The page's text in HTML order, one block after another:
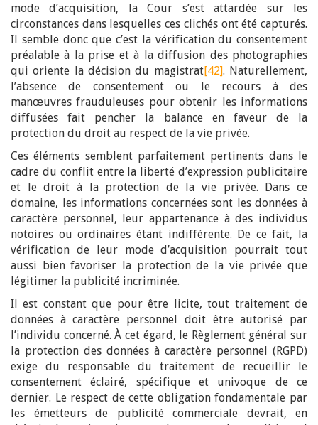
mode d’acquisition, la Cour s’est attardée sur les
circonstances dans lesquelles ces clichés ont été capturés.
Il semble donc que c’est la vérification du consentement
préalable à la prise et à la diffusion des photographies
qui oriente la décision du magistrat[42]. Naturellement,
l’absence de consentement ou le recours à des
manœuvres frauduleuses pour obtenir les informations
diffusées fait pencher la balance en faveur de la
protection du droit au respect de la vie privée.
Ces éléments semblent parfaitement pertinents dans le
cadre du conflit entre la liberté d’expression publicitaire
et le droit à la protection de la vie privée. Dans ce
domaine, les informations concernées sont les données à
caractère personnel, leur appartenance à des individus
notoires ou ordinaires étant indifférente. De ce fait, la
vérification de leur mode d’acquisition pourrait tout
aussi bien favoriser la protection de la vie privée que
légitimer la publicité incriminée.
Il est constant que pour être licite, tout traitement de
données à caractère personnel doit être autorisé par
l’individu concerné. À cet égard, le Règlement général sur
la protection des données à caractère personnel (RGPD)
exige du responsable du traitement de recueillir le
consentement éclairé, spécifique et univoque de ce
dernier. Le respect de cette obligation fondamentale par
les émetteurs de publicité commerciale devrait, en